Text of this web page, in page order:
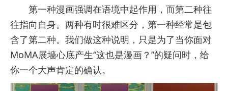
第一种漫画强调在语境中起作用，而第二种往
往指向自身。两种有时很难区分，第一种经常是包
含了第二种。我们做这种说明，只是为了当你面对
MoMA展墙心底产生“这也是漫画？”的疑问时，给
你一个大声肯定的确认。